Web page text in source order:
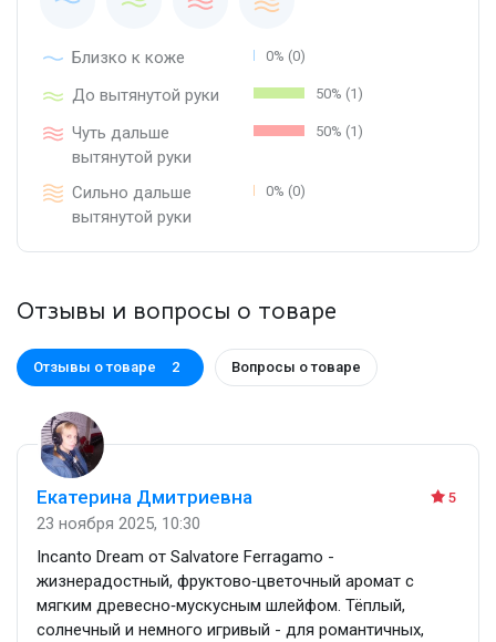
Близко к коже 0% (0)
До вытянутой руки 50% (1)
Чуть дальше
вытянутой руки
50% (1)
Сильно дальше
вытянутой руки
0% (0)
Отзывы и вопросы о товаре
Отзывы о товаре 2 Вопросы о товаре
5
Екатерина Дмитриевна
23 ноября 2025, 10:30
Incanto Dream от Salvatore Ferragamo -
жизнерадостный, фруктово‑цветочный аромат с
мягким древесно‑мускусным шлейфом. Тёплый,
солнечный и немного игривый - для романтичных,